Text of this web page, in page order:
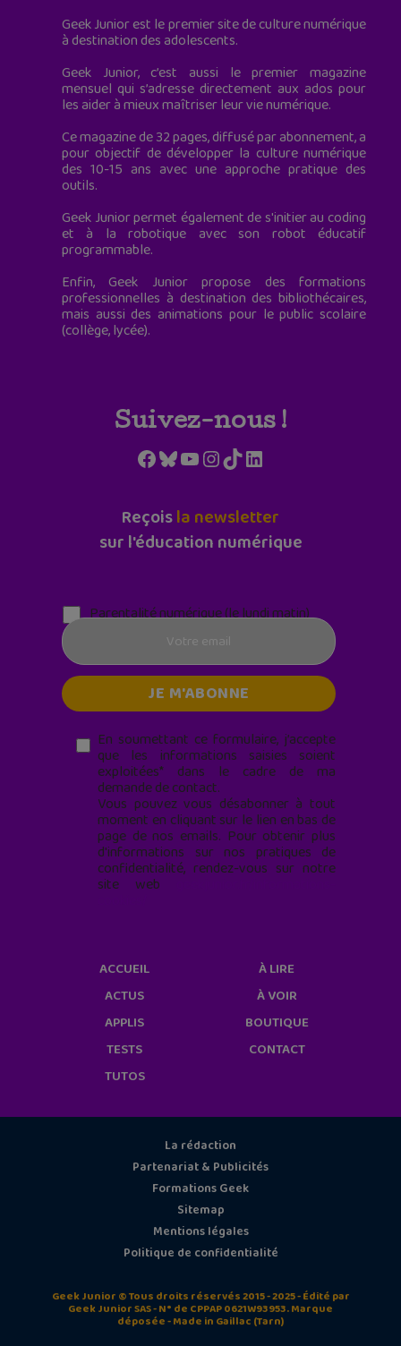
Geek Junior est le premier site de culture numérique
à destination des adolescents.
Geek Junior, c’est aussi le premier magazine
mensuel qui s’adresse directement aux ados pour
les aider à mieux maîtriser leur vie numérique.
Ce magazine de 32 pages, diffusé par abonnement, a
pour objectif de développer la culture numérique
des 10-15 ans avec une approche pratique des
outils.
Geek Junior permet également de s'initier au coding
et à la robotique avec son robot éducatif
programmable.
Enfin, Geek Junior propose des formations
professionnelles à destination des bibliothécaires,
mais aussi des animations pour le public scolaire
(collège, lycée).
Suivez-nous !
Facebook
Bluesky
YouTube
Instagram
TikTokLinkedIn
Reçoisla newsletter
sur l'éducation numérique
Parentalité numérique (le lundi matin)
En soumettant ce formulaire, j’accepte
que les informations saisies soient
exploitées* dans le cadre de ma
demande de contact.
Vous pouvez vous désabonner à tout
moment en cliquant sur le lien en bas de
page de nos emails. Pour obtenir plus
d'informations sur nos pratiques de
confidentialité, rendez-vous sur notre
site web
ACCUEIL
ACTUS
APPLIS
TESTS
TUTOS
À LIRE
À VOIR
BOUTIQUE
CONTACT
La rédaction
Partenariat & Publicités
Formations Geek
Sitemap
Mentions légales
Politique de confidentialité
Geek Junior © Tous droits réservés 2015 - 2025 - Édité par
Geek Junior SAS - N° de CPPAP 0621W93953. Marque
déposée - Made in Gaillac (Tarn)